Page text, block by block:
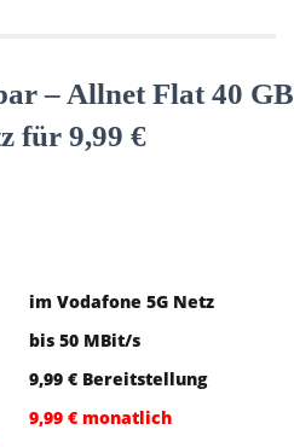
– Allnet Flat 40 GB
für 9,99 €
im Vodafone 5G Netz
bis 50 MBit/s
9,99 € Bereitstellung
9,99 € monatlich